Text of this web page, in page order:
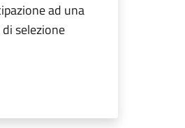
ad una
selezione